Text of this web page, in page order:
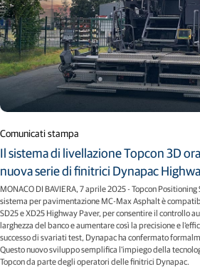
Comunicati stampa
Il sistema di livellazione Topcon 3D
nuova serie di finitrici Dynapac
MONACO DI BAVIERA, 7 aprile 2025 - Topcon
sistema per pavimentazione MC-Max Asphalt è
SD25 e XD25 Highway Paver, per consentire il controllo
larghezza del banco e aumentare così la precisione e
successo di svariati test, Dynapac ha confermato
Questo nuovo sviluppo semplifica l'impiego della
Topcon da parte degli operatori delle finitrici Dynapac.